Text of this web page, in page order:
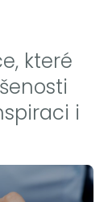
které
i